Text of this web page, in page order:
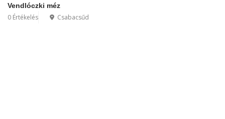
Vendlóczki méz
0 Értékelés Csabacsűd